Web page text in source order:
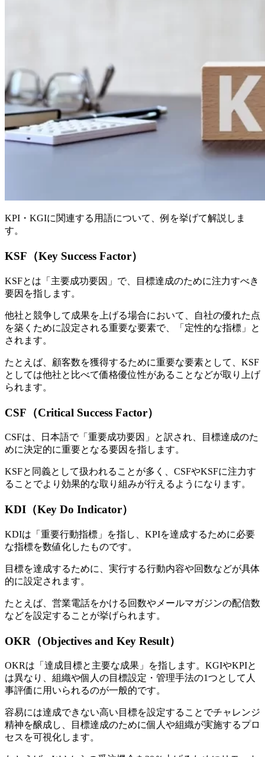
KPI・KGIに関連する用語について、例を挙げて解説しま
す。
KSF（Key Success Factor）
KSFとは「主要成功要因」で、目標達成のために注力すべき
要因を指します。
他社と競争して成果を上げる場合において、自社の優れた点
を築くために設定される重要な要素で、「定性的な指標」と
されます。
たとえば、顧客数を獲得するために重要な要素として、KSF
としては他社と比べて価格優位性があることなどが取り上げ
られます。
CSF（Critical Success Factor）
CSFは、日本語で「重要成功要因」と訳され、目標達成のた
めに決定的に重要となる要因を指します。
KSFと同義として扱われることが多く、CSFやKSFに注力す
ることでより効果的な取り組みが行えるようになります。
KDI（Key Do Indicator）
KDIは「重要行動指標」を指し、KPIを達成するために必要
な指標を数値化したものです。
目標を達成するために、実行する行動内容や回数などが具体
的に設定されます。
たとえば、営業電話をかける回数やメールマガジンの配信数
などを設定することが挙げられます。
OKR（Objectives and Key Result）
OKRは「達成目標と主要な成果」を指します。KGIやKPIと
は異なり、組織や個人の目標設定・管理手法の1つとして人
事評価に用いられるのが一般的です。
容易には達成できない高い目標を設定することでチャレンジ
精神を醸成し、目標達成のために個人や組織が実施するプロ
セスを可視化します。